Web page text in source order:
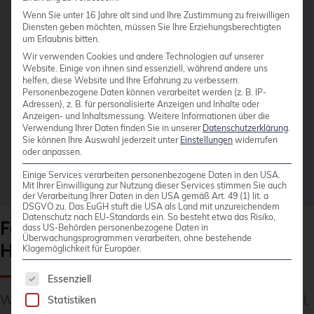
      'dbport' =>  '',
      'dbuser' => 'moodle_safereads',
      'dbpass' => 'moodle'
      ],
      [
      'dbhost' => '192.168.1.3',
      'dbport' =>  '',
      'dbuser' => 'moodle_safereads',
      'dbpass' => 'moodle'
      ]
    ]
  ]
);
Failover/Load-Balancing mit
HAProxy
Wenn stattdessen HAProxy verwendet werden soll,
Wenn Sie unter 16 Jahre alt sind und Ihre Zustimmung zu freiwilligen
Diensten geben möchten, müssen Sie Ihre Erziehungsberechtigten
um Erlaubnis bitten.
Wir verwenden Cookies und andere Technologien auf unserer
Website. Einige von ihnen sind essenziell, während andere uns
helfen, diese Website und Ihre Erfahrung zu verbessern.
Personenbezogene Daten können verarbeitet werden (z. B. IP-
Adressen), z. B. für personalisierte Anzeigen und Inhalte oder
Anzeigen- und Inhaltsmessung. Weitere Informationen über die
Verwendung Ihrer Daten finden Sie in unserer Datenschutzerklärung
Sie können Ihre Auswahl jederzeit unter Einstellungen widerrufen
oder anpassen.
Einige Services verarbeiten personenbezogene Daten in den USA.
Mit Ihrer Einwilligung zur Nutzung dieser Services stimmen Sie auch
der Verarbeitung Ihrer Daten in den USA gemäß Art. 49 (1) lit. a
DSGVO zu. Das EuGH stuft die USA als Land mit unzureichendem
Datenschutz nach EU-Standards ein. So besteht etwa das Risiko,
dass US-Behörden personenbezogene Daten in
Überwachungsprogrammen verarbeiten, ohne bestehende
Klagemöglichkeit für Europäer.
Es folgt eine Liste der Service-Gruppen, für die
Essenziell
Statistiken